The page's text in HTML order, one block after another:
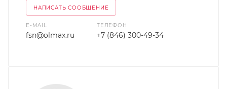
НАПИСАТЬ СООБЩЕНИЕ
E-MAIL
fsn@olmax.ru
ТЕЛЕФОН
+7 (846) 300-49-34